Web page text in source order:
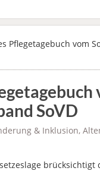
Pflegetagebuch vom
SoVD
& Inklusion,
brücksichtigt